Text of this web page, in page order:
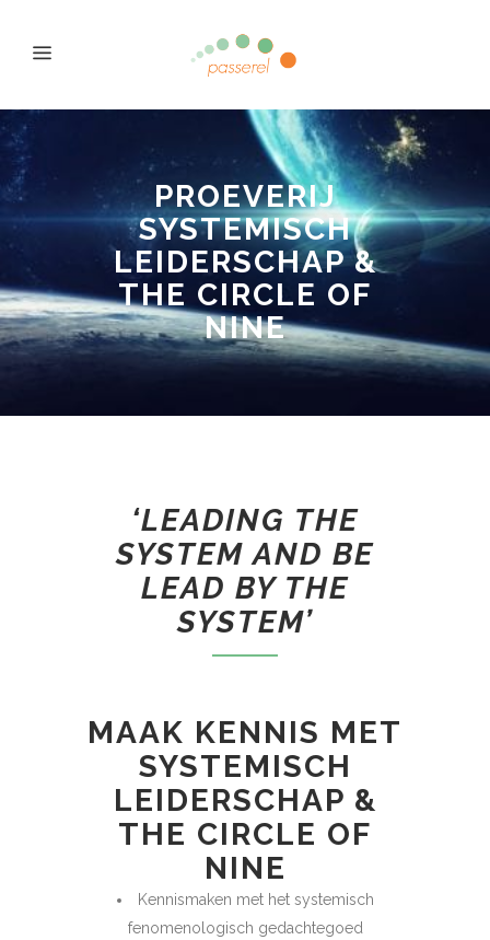
PROEVERIJ
SYSTEMISCH
LEIDERSCHAP &
THE CIRCLE OF
NINE
‘LEADING THE
SYSTEM AND BE
LEAD BY THE
SYSTEM’
MAAK KENNIS MET
SYSTEMISCH
LEIDERSCHAP &
THE CIRCLE OF
NINE
Kennismaken met het systemisch
fenomenologisch gedachtegoed